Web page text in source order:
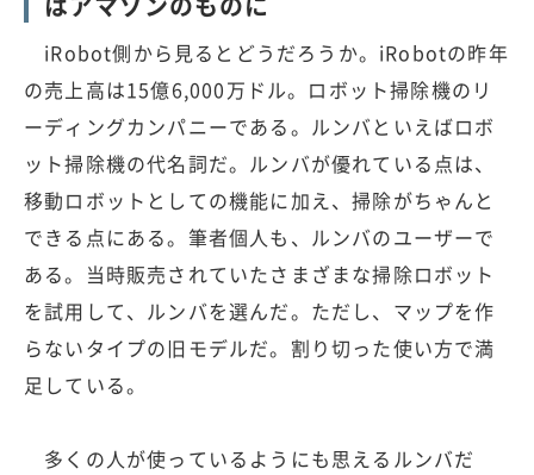
iRobot側から見るとどうだろうか。iRobotの昨年
の売上高は15億6,000万ドル。ロボット掃除機のリ
ーディングカンパニーである。ルンバといえばロボ
ット掃除機の代名詞だ。ルンバが優れている点は、
移動ロボットとしての機能に加え、掃除がちゃんと
できる点にある。筆者個人も、ルンバのユーザーで
ある。当時販売されていたさまざまな掃除ロボット
を試用して、ルンバを選んだ。ただし、マップを作
らないタイプの旧モデルだ。割り切った使い方で満
足している。
多くの人が使っているようにも思えるルンバだ